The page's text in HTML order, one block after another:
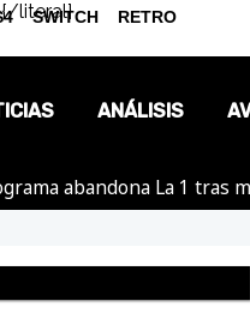
{/literal}
ANÁLISIS
abandona La 1 tras
SWITCH RETRO